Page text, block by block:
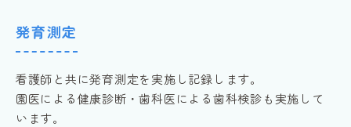
発育測定
看護師と共に発育測定を実施し記録します。
園医による健康診断・歯科医による歯科検診も実施して
います。